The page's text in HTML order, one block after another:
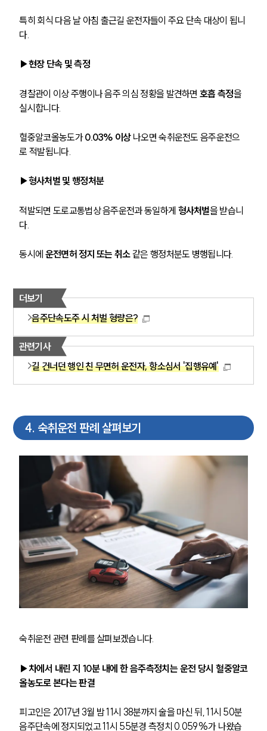
특히 회식 다음 날 아침 출근길 운전자들이 주요 단속 대상이 됩니
다.
▶현장 단속 및 측정
경찰관이 이상 주행이나 음주 의심 정황을 발견하면 호흡 측정을
실시합니다.
혈중알코올농도가 0.03% 이상 나오면 숙취운전도 음주운전으
로 적발됩니다.
▶형사처벌 및 행정처분
적발되면 도로교통법상 음주운전과 동일하게 형사처벌을 받습니
다.
동시에 운전면허 정지 또는 취소 같은 행정처분도 병행됩니다.
더보기
음주단속도주 시 처벌 형량은?
관련기사
길 건너던 행인 친 무면허 운전자, 항소심서 '집행유예'
4. 숙취운전 판례 살펴보기
숙취운전 관련 판례를 살펴보겠습니다.
▶차에서 내린 지 10분 내에 한 음주측정치는 운전 당시 혈중알코
올농도로 본다는 판결
피고인은 2017년 3월 밤 11시 38분까지 술을 마신 뒤, 11시 50분
음주단속에 정지되었고 11시 55분경 측정치 0.059%가 나왔습